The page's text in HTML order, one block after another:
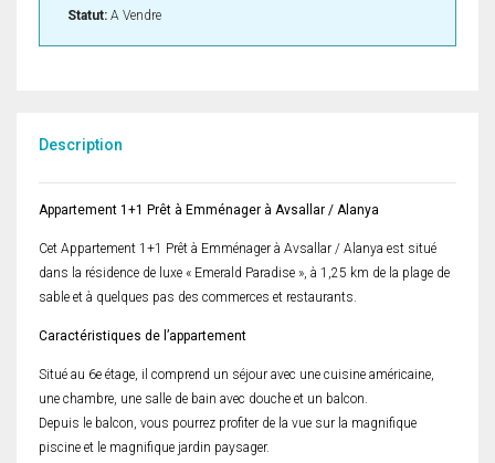
Statut: A Vendre
Description
Appartement 1+1 Prêt à Emménager à Avsallar / Alanya
Cet Appartement 1+1 Prêt à Emménager à Avsallar / Alanya est situé
dans la résidence de luxe « Emerald Paradise », à 1,25 km de la plage de
sable et à quelques pas des commerces et restaurants.
Caractéristiques de l’appartement
Situé au 6e étage, il comprend un séjour avec une cuisine américaine,
une chambre, une salle de bain avec douche et un balcon.
Depuis le balcon, vous pourrez profiter de la vue sur la magnifique
piscine et le magnifique jardin paysager.